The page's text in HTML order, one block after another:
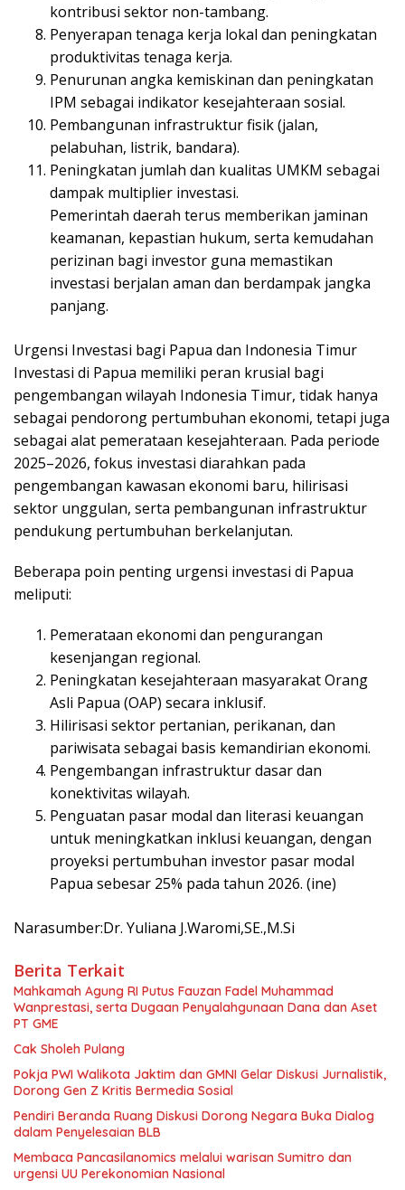
kontribusi sektor non-tambang.
Penyerapan tenaga kerja lokal dan peningkatan
produktivitas tenaga kerja.
Penurunan angka kemiskinan dan peningkatan
IPM sebagai indikator kesejahteraan sosial.
Pembangunan infrastruktur fisik (jalan,
pelabuhan, listrik, bandara).
Peningkatan jumlah dan kualitas UMKM sebagai
dampak multiplier investasi.
Pemerintah daerah terus memberikan jaminan
keamanan, kepastian hukum, serta kemudahan
perizinan bagi investor guna memastikan
investasi berjalan aman dan berdampak jangka
panjang.
Urgensi Investasi bagi Papua dan Indonesia Timur
Investasi di Papua memiliki peran krusial bagi
pengembangan wilayah Indonesia Timur, tidak hanya
sebagai pendorong pertumbuhan ekonomi, tetapi juga
sebagai alat pemerataan kesejahteraan. Pada periode
2025–2026, fokus investasi diarahkan pada
pengembangan kawasan ekonomi baru, hilirisasi
sektor unggulan, serta pembangunan infrastruktur
pendukung pertumbuhan berkelanjutan.
Beberapa poin penting urgensi investasi di Papua
meliputi:
Pemerataan ekonomi dan pengurangan
kesenjangan regional.
Peningkatan kesejahteraan masyarakat Orang
Asli Papua (OAP) secara inklusif.
Hilirisasi sektor pertanian, perikanan, dan
pariwisata sebagai basis kemandirian ekonomi.
Pengembangan infrastruktur dasar dan
konektivitas wilayah.
Penguatan pasar modal dan literasi keuangan
untuk meningkatkan inklusi keuangan, dengan
proyeksi pertumbuhan investor pasar modal
Papua sebesar 25% pada tahun 2026. (ine)
Narasumber:Dr. Yuliana J.Waromi,SE.,M.Si
Berita Terkait
Mahkamah Agung RI Putus Fauzan Fadel Muhammad
Wanprestasi, serta Dugaan Penyalahgunaan Dana dan Aset
PT GME
Cak Sholeh Pulang
Pokja PWI Walikota Jaktim dan GMNI Gelar Diskusi Jurnalistik,
Dorong Gen Z Kritis Bermedia Sosial
Pendiri Beranda Ruang Diskusi Dorong Negara Buka Dialog
dalam Penyelesaian BLB
Membaca Pancasilanomics melalui warisan Sumitro dan
urgensi UU Perekonomian Nasional